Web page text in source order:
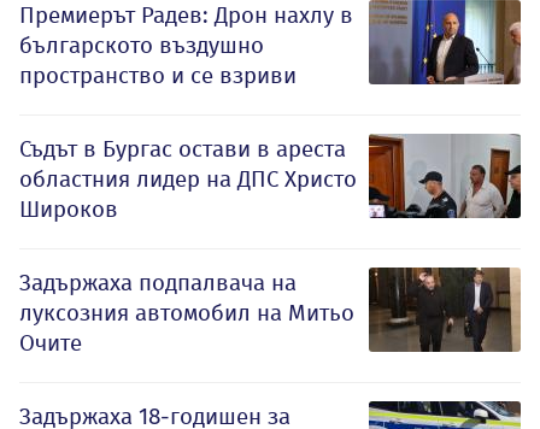
Премиерът Радев: Дрон нахлу в
българското въздушно
пространство и се взриви
Съдът в Бургас остави в ареста
областния лидер на ДПС Христо
Широков
Задържаха подпалвача на
луксозния автомобил на Митьо
Очите
Задържаха 18-годишен за